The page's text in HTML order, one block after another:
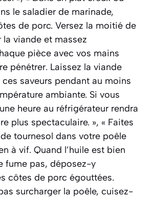
le saladier de marinade,
de porc. Versez la moitié de
la viande et massez
pièce avec vos mains
pénétrer. Laissez la viande
ces saveurs pendant au moins
ambiante. Si vous
heure au réfrigérateur rendra
plus spectaculaire. », « Faites
tournesol dans votre poêle
à vif. Quand l’huile est bien
fume pas, déposez-y
côtes de porc égouttées.
surcharger la poêle, cuisez-